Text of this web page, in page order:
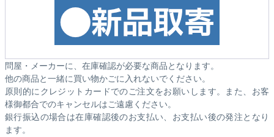
問屋・メーカーに、在庫確認が必要な商品となります。
他の商品と一緒に買い物かごに入れないでください。
原則的にクレジットカードでのご注文をお願いします。また、お客
様御都合でのキャンセルはご遠慮ください。
銀行振込の場合は在庫確認後のお支払い、お支払い後の発注となり
ます。